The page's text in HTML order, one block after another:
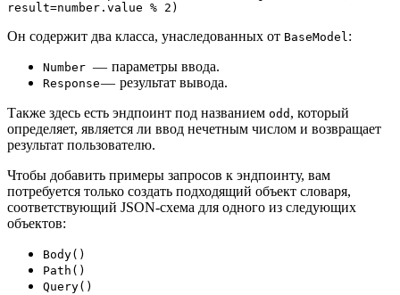
result=number.value % 2)
Он содержит два класса, унаследованных от BaseModel:
Number — параметры ввода.
Response— результат вывода.
Также здесь есть эндпоинт под названием odd , который
определяет, является ли ввод нечетным числом и возвращает
результат пользователю.
Чтобы добавить примеры запросов к эндпоинту, вам
потребуется только создать подходящий объект словаря,
соответствующий JSON-схема для одного из следующих
объектов:
Body()
Path()
Query()